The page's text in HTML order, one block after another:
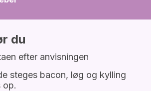
du
efter anvisningen
steges bacon, løg og kylling
op.